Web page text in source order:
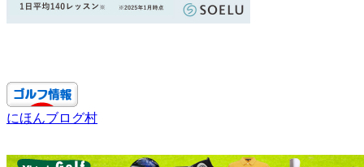
にほんブログ村